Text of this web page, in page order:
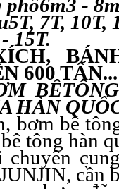
phố6m3 -
5T, 7T, 10T,
15T.
600 TẤN...
HÀN
bơm bê
tông hàn
cần